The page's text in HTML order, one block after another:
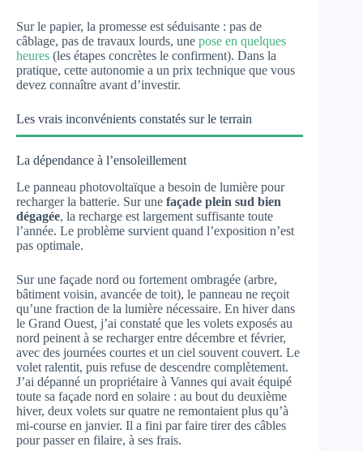
Sur le papier, la promesse est séduisante : pas de
câblage, pas de travaux lourds, une pose en quelques
heures (les étapes concrètes le confirment). Dans la
pratique, cette autonomie a un prix technique que vous
devez connaître avant d’investir.
Les vrais inconvénients constatés sur le terrain
La dépendance à l’ensoleillement
Le panneau photovoltaïque a besoin de lumière pour
recharger la batterie. Sur une façade plein sud bien
dégagée, la recharge est largement suffisante toute
l’année. Le problème survient quand l’exposition n’est
pas optimale.
Sur une façade nord ou fortement ombragée (arbre,
bâtiment voisin, avancée de toit), le panneau ne reçoit
qu’une fraction de la lumière nécessaire. En hiver dans
le Grand Ouest, j’ai constaté que les volets exposés au
nord peinent à se recharger entre décembre et février,
avec des journées courtes et un ciel souvent couvert. Le
volet ralentit, puis refuse de descendre complètement.
J’ai dépanné un propriétaire à Vannes qui avait équipé
toute sa façade nord en solaire : au bout du deuxième
hiver, deux volets sur quatre ne remontaient plus qu’à
mi-course en janvier. Il a fini par faire tirer des câbles
pour passer en filaire, à ses frais.